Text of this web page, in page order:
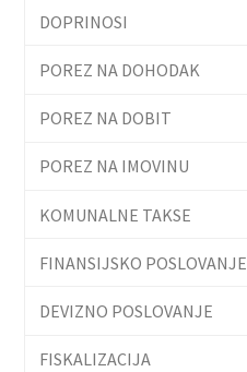
DOPRINOSI
POREZ NA DOHODAK
POREZ NA DOBIT
POREZ NA IMOVINU
KOMUNALNE TAKSE
FINANSIJSKO POSLOVANJE
DEVIZNO POSLOVANJE
FISKALIZACIJA